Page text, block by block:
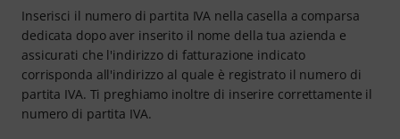
Inserisci il numero di partita IVA nella casella a comparsa
dedicata dopo aver inserito il nome della tua azienda e
assicurati che l'indirizzo di fatturazione indicato
corrisponda all'indirizzo al quale è registrato il numero di
partita IVA. Ti preghiamo inoltre di inserire correttamente il
numero di partita IVA.